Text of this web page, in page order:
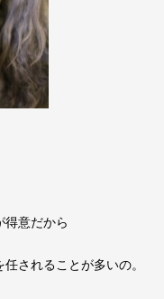
得意だから
されることが多いの。